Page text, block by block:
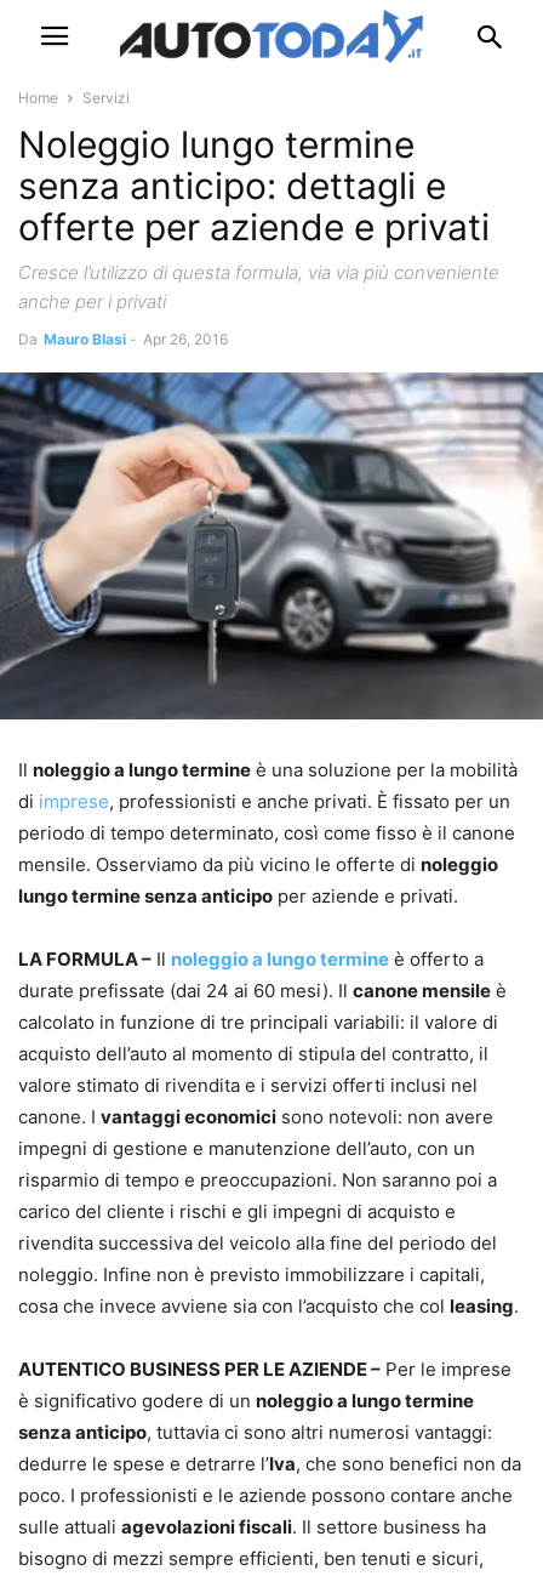
Home Servizi
Noleggio lungo termine
senza anticipo: dettagli e
offerte per aziende e privati
Cresce l’utilizzo di questa formula, via via più conveniente
anche per i privati
Da Mauro Blasi - Apr 26, 2016
Il noleggio a lungo termine è una soluzione per la mobilità
di imprese, professionisti e anche privati. È fissato per un
periodo di tempo determinato, così come fisso è il canone
mensile. Osserviamo da più vicino le offerte di noleggio
lungo termine senza anticipo per aziende e privati.
LA FORMULA – Il noleggio a lungo termine è offerto a
durate prefissate (dai 24 ai 60 mesi). Il canone mensile è
calcolato in funzione di tre principali variabili: il valore di
acquisto dell’auto al momento di stipula del contratto, il
valore stimato di rivendita e i servizi offerti inclusi nel
canone. I vantaggi economici sono notevoli: non avere
impegni di gestione e manutenzione dell’auto, con un
risparmio di tempo e preoccupazioni. Non saranno poi a
carico del cliente i rischi e gli impegni di acquisto e
rivendita successiva del veicolo alla fine del periodo del
noleggio. Infine non è previsto immobilizzare i capitali,
cosa che invece avviene sia con l’acquisto che col leasing.
AUTENTICO BUSINESS PER LE AZIENDE – Per le imprese
è significativo godere di un noleggio a lungo termine
senza anticipo, tuttavia ci sono altri numerosi vantaggi:
dedurre le spese e detrarre l’Iva, che sono benefici non da
poco. I professionisti e le aziende possono contare anche
sulle attuali agevolazioni fiscali. Il settore business ha
bisogno di mezzi sempre efficienti, ben tenuti e sicuri,